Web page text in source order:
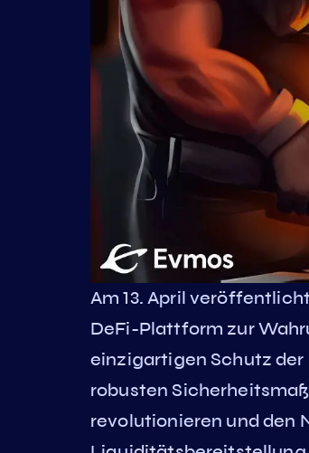
Am 13. April
DeFi-Plattform zur
einzigartigen Schutz
robusten
revolutionieren und den